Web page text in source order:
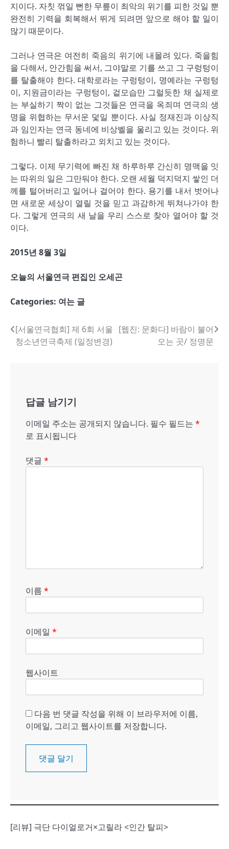
지이다. 자칫 꺾일 뻔한 무릎이 최악의 위기를 피한 것일 뿐
완전히 기력을 회복해서 뛰게 되려면 앞으로 해야 할 일이
많기 때문이다.
그러나 연극은 여전히 죽음의 위기에 내몰려 있다. 죽을힘
을 다해서, 안간힘을 써서, 그야말로 기를 쓰고 그 구렁텅이
를 탈출해야 한다. 대학로라는 구렁텅이, 명예라는 구렁텅
이, 지원금이라는 구렁텅이, 겉모습만 그럴듯한 채 실제로
는 부실하기 짝이 없는 그것들은 연극을 옥죄며 연극의 생
명을 위협하는 무서운 덫일 뿐이다. 사실 정재진과 이상직
과 임인자는 연극 동네에 비상벨을 울리고 있는 것이다. 위
험하니 빨리 탈출하라고 외치고 있는 것이다.
그렇다. 이제 무기력에 빠진 채 하루하루 간신히 명맥을 잇
는 따위의 일은 그만둬야 한다. 오랜 세월 덕지덕지 쌓인 더
께를 털어버리고 일어나 걸어야 한다. 용기를 내서 벗어나
면 새로운 세상이 열릴 것을 믿고 과감하게 뛰쳐나가야 한
다. 그렇게 연극의 새 날을 우리 스스로 찾아 열어야 할 것
이다.
2015년 8월 3일
오늘의 서울연극 편집인 오세곤
Categories: 여는 글
글
내
[서울연극협회] 제 6회 서울
청소년연극축제 (일정변경)
[웹진: 문화다] 바람이 불어
오는 곳/ 정명문
답글 남기기
이메일 주소는 공개되지 않습니다. 필수 필드는 *
로 표시됩니다
댓글 *
이름 *
이메일 *
웹사이트
다음 번 댓글 작성을 위해 이 브라우저에 이름,
이메일, 그리고 웹사이트를 저장합니다.
[리뷰] 극단 다이얼로거×고릴라 <인간 탈피>